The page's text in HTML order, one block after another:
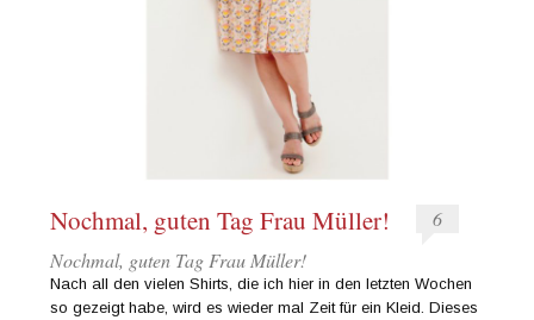
Nochmal, guten Tag Frau Müller!
6
Nochmal, guten Tag Frau Müller!
Nach all den vielen Shirts, die ich hier in den letzten Wochen
so gezeigt habe, wird es wieder mal Zeit für ein Kleid. Dieses